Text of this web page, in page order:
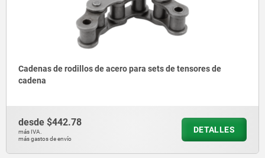
Cadenas de rodillos de acero para sets de tensores de
cadena
desde $442.78
más IVA.
más gastos de envío
DETALLES